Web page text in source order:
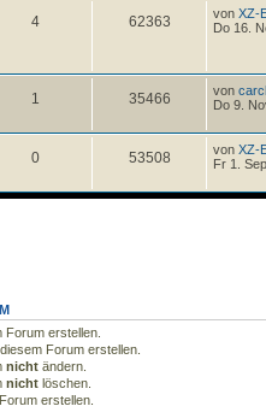
4 62363 von XZ-
Do 16.
1 35466 von
Do 9.
0 53508 von XZ-
Fr 1.
Forum erstellen.
Forum erstellen.
nicht ändern.
nicht löschen.
erstellen.